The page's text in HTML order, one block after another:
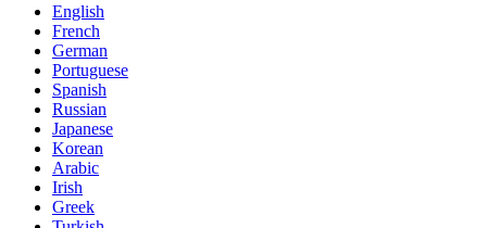
English
French
German
Portuguese
Spanish
Russian
Japanese
Korean
Arabic
Irish
Greek